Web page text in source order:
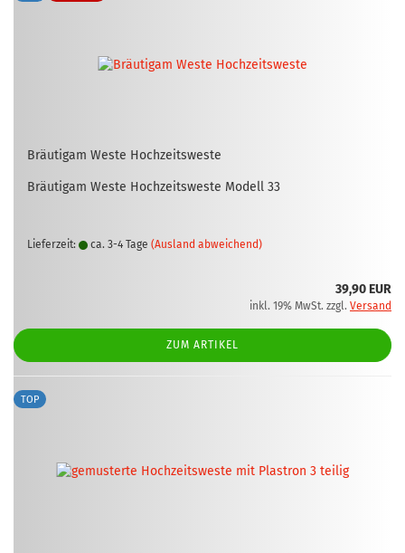
Bräu­ti­gam Weste Hoch­zeits­wes­te
Bräu­ti­gam Weste Hoch­zeits­wes­te Mo­dell 33
Lieferzeit: ca. 3-4 Tage (Ausland abweichend)
39,90 EUR
inkl. 19% MwSt. zzgl. Versand
ZUM ARTIKEL
TOP